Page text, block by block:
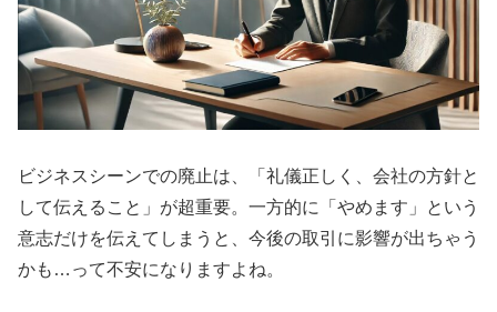
ビジネスシーンでの廃止は、「礼儀正しく、会社の方針と
して伝えること」が超重要。一方的に「やめます」という
意志だけを伝えてしまうと、今後の取引に影響が出ちゃう
かも…って不安になりますよね。